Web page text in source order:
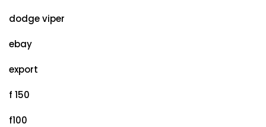
dodge viper
ebay
export
f 150
f100